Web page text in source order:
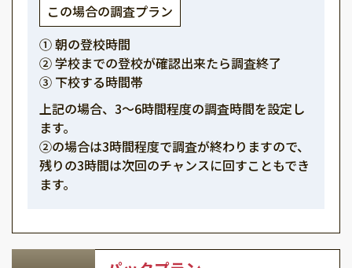
この場合の調査プラン
① 朝の登校時間
② 学校までの登校が確認出来たら調査終了
③ 下校する時間帯
上記の場合、3～6時間程度の調査時間を設定し
ます。
②の場合は3時間程度で調査が終わりますので、
残りの3時間は次回のチャンスに回すこともでき
ます。